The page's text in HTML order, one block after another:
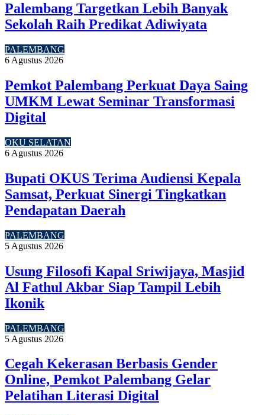
Palembang Targetkan Lebih Banyak
Sekolah Raih Predikat Adiwiyata
PALEMBANG
6 Agustus 2026
Pemkot Palembang Perkuat Daya Saing
UMKM Lewat Seminar Transformasi
Digital
OKU SELATAN
6 Agustus 2026
Bupati OKUS Terima Audiensi Kepala
Samsat, Perkuat Sinergi Tingkatkan
Pendapatan Daerah
PALEMBANG
5 Agustus 2026
Usung Filosofi Kapal Sriwijaya, Masjid
Al Fathul Akbar Siap Tampil Lebih
Ikonik
PALEMBANG
5 Agustus 2026
Cegah Kekerasan Berbasis Gender
Online, Pemkot Palembang Gelar
Pelatihan Literasi Digital